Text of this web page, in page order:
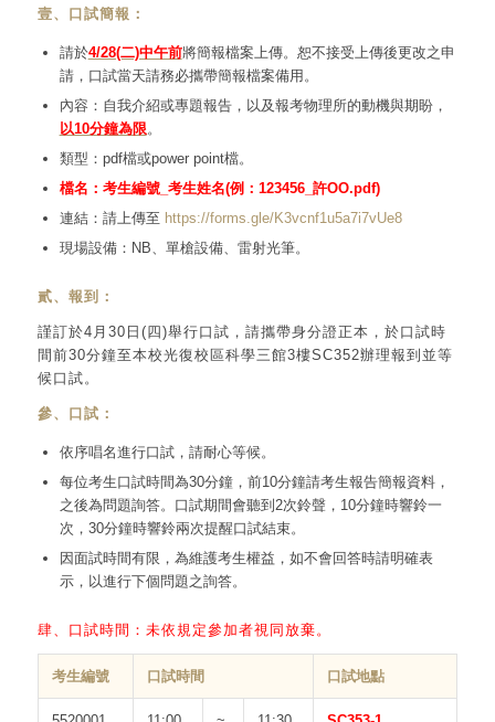
壹、口試簡報：
請於4/28(二)中午前將簡報檔案上傳。恕不接受上傳後更改之申
請，口試當天請務必攜帶簡報檔案備用。
內容：自我介紹或專題報告，以及報考物理所的動機與期盼，
以10分鐘為限。
類型：pdf檔或power point檔。
檔名：考生編號_考生姓名(例：123456_許OO.pdf)
連結：請上傳至 https://forms.gle/K3vcnf1u5a7i7vUe8
現場設備：NB、單槍設備、雷射光筆。
貳、報到：
謹訂於4月30日(四)舉行口試，請攜帶身分證正本，於口試時
間前30分鐘至本校光復校區科學三館3樓SC352辦理報到並等
候口試。
參、口試：
依序唱名進行口試，請耐心等候。
每位考生口試時間為30分鐘，前10分鐘請考生報告簡報資料，
之後為問題詢答。口試期間會聽到2次鈴聲，10分鐘時響鈴一
次，30分鐘時響鈴兩次提醒口試結束。
因面試時間有限，為維護考生權益，如不會回答時請明確表
示，以進行下個問題之詢答。
肆、口試時間：未依規定參加者視同放棄。
考生編號 口試時間 口試地點